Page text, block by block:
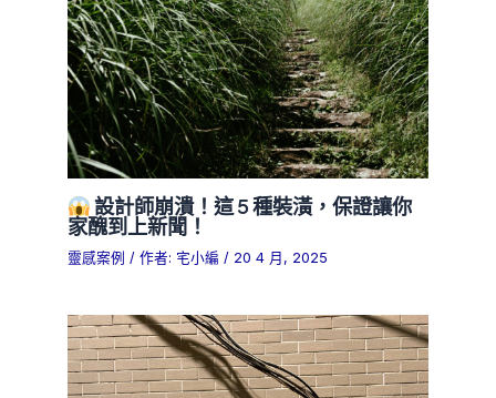
設計師崩潰！這 5 種裝潢，保證讓你
家醜到上新聞！
靈感案例 / 作者: 宅小編/ 20 4 月, 2025